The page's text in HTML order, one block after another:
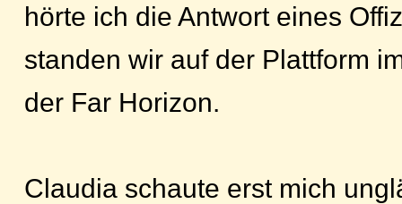
hörte ich die Antwort eines
standen wir auf der Plattform
der Far Horizon.
Claudia schaute erst mich